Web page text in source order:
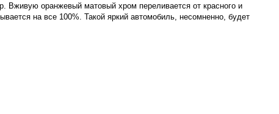
Вживую оранжевый матовый хром переливается от красного и
на все 100%. Такой яркий автомобиль, несомненно, будет